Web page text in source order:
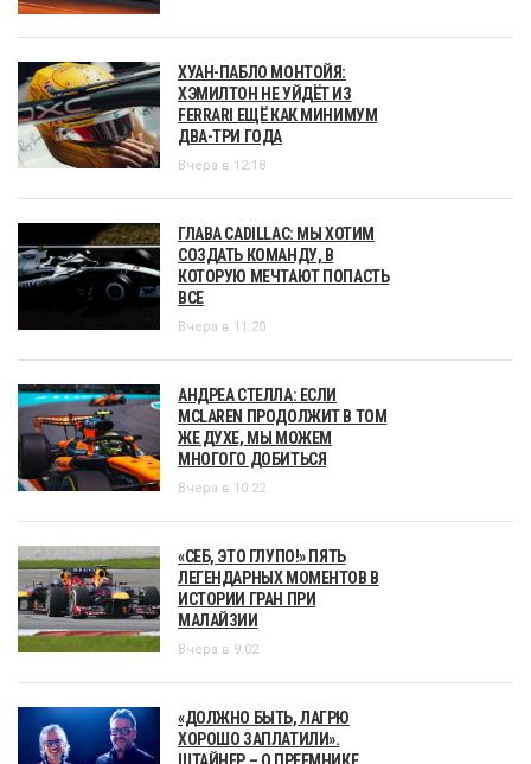
ХУАН-ПАБЛО МОНТОЙЯ:
ХЭМИЛТОН НЕ УЙДЁТ ИЗ
FERRARI ЕЩЁ КАК МИНИМУМ
ДВА-ТРИ ГОДА
Вчера в 12:18
ГЛАВА CADILLAC: МЫ ХОТИМ
СОЗДАТЬ КОМАНДУ, В
КОТОРУЮ МЕЧТАЮТ ПОПАСТЬ
ВСЕ
Вчера в 11:20
АНДРЕА СТЕЛЛА: ЕСЛИ
MCLAREN ПРОДОЛЖИТ В ТОМ
ЖЕ ДУХЕ, МЫ МОЖЕМ
МНОГОГО ДОБИТЬСЯ
Вчера в 10:22
«СЕБ, ЭТО ГЛУПО!» ПЯТЬ
ЛЕГЕНДАРНЫХ МОМЕНТОВ В
ИСТОРИИ ГРАН ПРИ
МАЛАЙЗИИ
Вчера в 9:02
«ДОЛЖНО БЫТЬ, ЛАГРЮ
ХОРОШО ЗАПЛАТИЛИ».